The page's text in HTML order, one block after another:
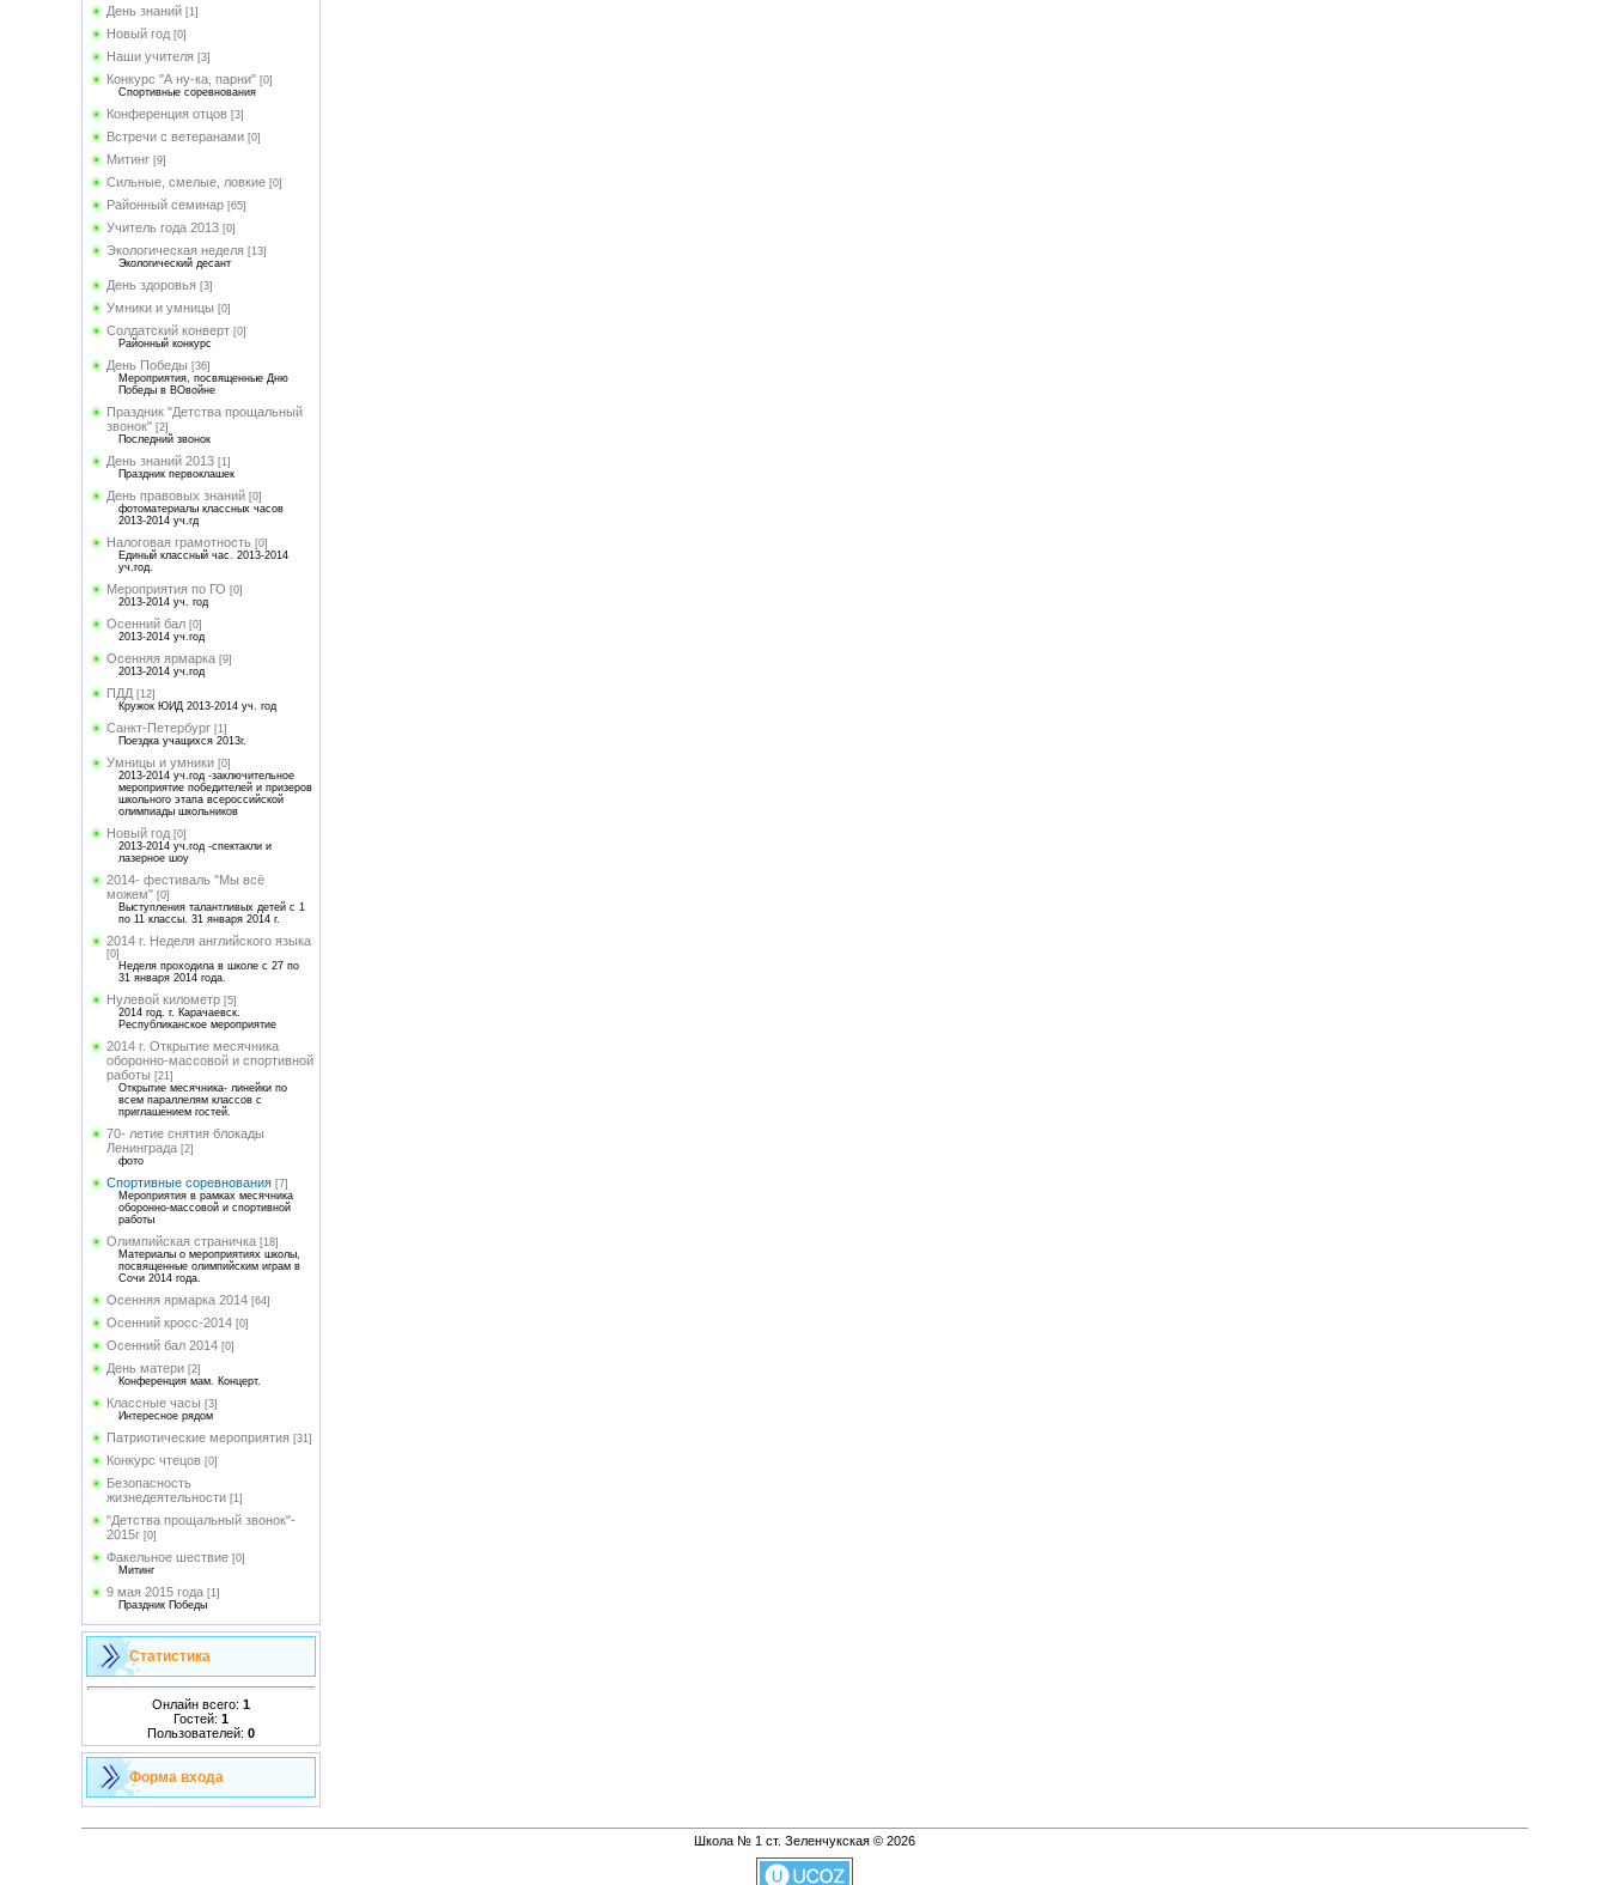
День знаний [1]
Новый год [0]
Наши учителя [3]
Конкурс "А ну-ка, парни" [0]
Спортивные соревнования
Конференция отцов [3]
Встречи с ветеранами [0]
Митинг [9]
Сильные, смелые, ловкие [0]
Районный семинар [65]
Учитель года 2013 [0]
Экологическая неделя [13]
Экологический десант
День здоровья [3]
Умники и умницы [0]
Солдатский конверт [0]
Районный конкурс
День Победы [36]
Мероприятия, посвященные Дню
Победы в ВОвойне
Праздник "Детства прощальный
звонок" [2]
Последний звонок
День знаний 2013 [1]
Праздник первоклашек
День правовых знаний [0]
фотоматериалы классных часов
2013-2014 уч.гд
Налоговая грамотность [0]
Единый классный час. 2013-2014
уч.год.
Мероприятия по ГО [0]
2013-2014 уч. год
Осенний бал [0]
2013-2014 уч.год
Осенняя ярмарка [9]
2013-2014 уч.год
ПДД [12]
Кружок ЮИД 2013-2014 уч. год
Санкт-Петербург [1]
Поездка учащихся 2013г.
Умницы и умники [0]
2013-2014 уч.год -заключительное
мероприятие победителей и призеров
школьного этапа всероссийской
олимпиады школьников
Новый год [0]
2013-2014 уч.год -спектакли и
лазерное шоу
2014- фестиваль "Мы всё
можем" [0]
Выступления талантливых детей с 1
по 11 классы. 31 января 2014 г.
2014 г. Неделя английского языка
[0]
Неделя проходила в школе с 27 по
31 января 2014 года.
Нулевой километр [5]
2014 год. г. Карачаевск.
Республиканское мероприятие
2014 г. Открытие месячника
оборонно-массовой и спортивной
работы [21]
Открытие месячника- линейки по
всем параллелям классов с
приглашением гостей.
70- летие снятия блокады
Ленинграда [2]
фото
Спортивные соревнования [7]
Мероприятия в рамках месячника
оборонно-массовой и спортивной
работы
Олимпийская страничка [18]
Материалы о мероприятиях школы,
посвященные олимпийским играм в
Сочи 2014 года.
Осенняя ярмарка 2014 [64]
Осенний кросс-2014 [0]
Осенний бал 2014 [0]
День матери [2]
Конференция мам. Концерт.
Классные часы [3]
Интересное рядом
Патриотические мероприятия [31]
Конкурс чтецов [0]
Безопасность
жизнедеятельности [1]
"Детства прощальный звонок"-
2015г [0]
Факельное шествие [0]
Митинг
9 мая 2015 года [1]
Праздник Победы
Статистика
Онлайн всего: 1
Гостей: 1
Пользователей: 0
Форма входа
Школа № 1 ст. Зеленчукская © 2026